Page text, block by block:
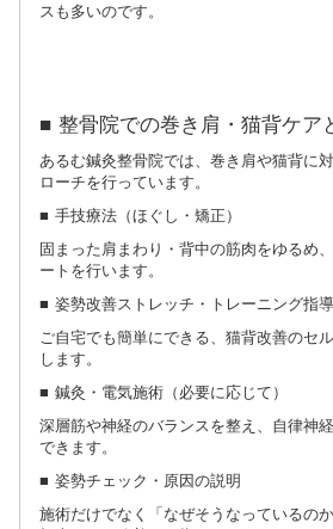
スも多いのです。
■ 整骨院での巻き肩・猫背ケア
あるむ鍼灸整骨院では、巻き肩や猫背に
ローチを行っています。
■ 手技療法（ほぐし・矯正）
固まった肩まわり・背中の筋肉をゆるめ
ートを行います。
■ 姿勢改善ストレッチ・トレーニング指導
ご自宅でも簡単にできる、猫背改善のセ
します。
■ 鍼灸・電気施術（必要に応じて）
深層筋や神経のバランスを整え、自律神
できます。
■ 姿勢チェック・原因の説明
施術だけでなく「なぜそうなっているの